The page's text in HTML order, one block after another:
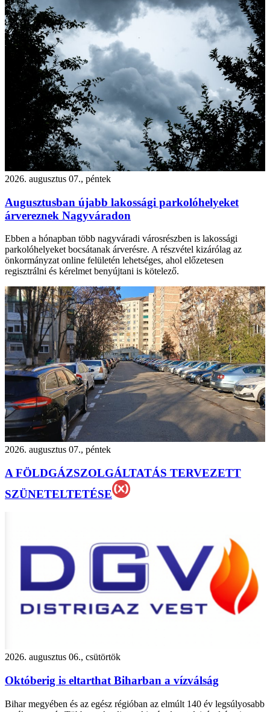
2026. augusztus 07., péntek
Augusztusban újabb lakossági parkolóhelyeket
árvereznek Nagyváradon
Ebben a hónapban több nagyváradi városrészben is lakossági
parkolóhelyeket bocsátanak árverésre. A részvétel kizárólag az
önkormányzat online felületén lehetséges, ahol előzetesen
regisztrálni és kérelmet benyújtani is kötelező.
2026. augusztus 07., péntek
A FÖLDGÁZSZOLGÁLTATÁS TERVEZETT
SZÜNETELTETÉSE
2026. augusztus 06., csütörtök
Októberig is eltarthat Biharban a vízválság
Bihar megyében és az egész régióban az elmúlt 140 év legsúlyosabb